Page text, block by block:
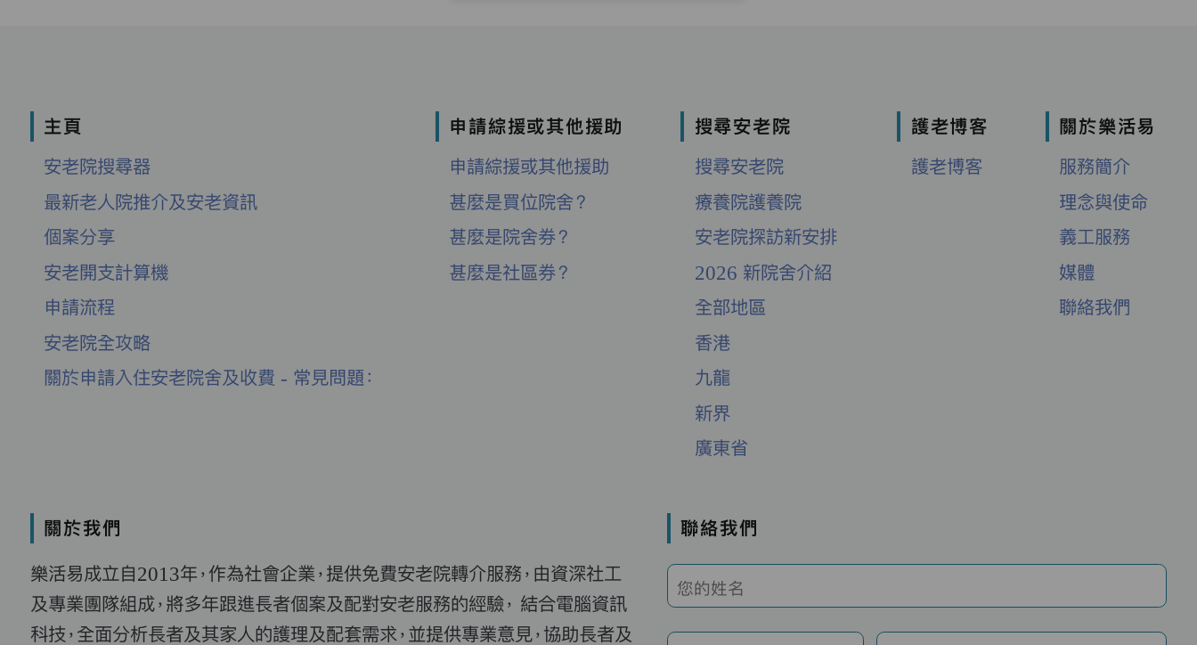
主頁
安老院搜尋器
最新老人院推介及安老資訊
個案分享
安老開支計算機
申請流程
安老院全攻略
關於申請入住安老院舍及收費 - 常見問題：
申請綜援或其他援助
申請綜援或其他援助
甚麼是買位院舍？
甚麼是院舍券？
甚麼是社區券？
搜尋安老院
搜尋安老院
療養院護養院
安老院探訪新安排
2026 新院舍介紹
全部地區
香港
九龍
新界
廣東省
護老博客
護老博客
關於樂活易
服務簡介
理念與使命
義工服務
媒體
聯絡我們
關於我們
樂活易成立自2013年，作為社會企業，提供免費安老院轉介服務，由資深社工
及專業團隊組成，將多年跟進長者個案及配對安老服務的經驗， 結合電腦資訊
科技，全面分析長者及其家人的護理及配套需求，並提供專業意見，協助長者及
聯絡我們
您的姓名